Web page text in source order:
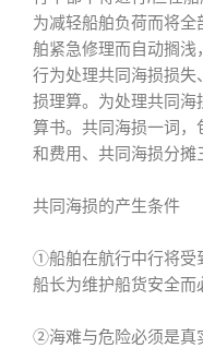
为减轻船舶负荷而将
舶紧急修理而自动搁浅
行为处理共同海损损
损理算。为处理共同海
算书。共同海损一词，
和费用、共同海损分摊
共同海损的产生条件
①船舶在航行中行将受
船长为维护船货安全而
②海难与危险必须是真